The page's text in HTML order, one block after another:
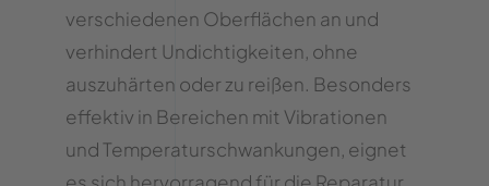
verschiedenen Oberflächen an und
verhindert Undichtigkeiten, ohne
auszuhärten oder zu reißen. Besonders
effektiv in Bereichen mit Vibrationen
und Temperaturschwankungen, eignet